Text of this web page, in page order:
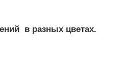
в разных цветах.